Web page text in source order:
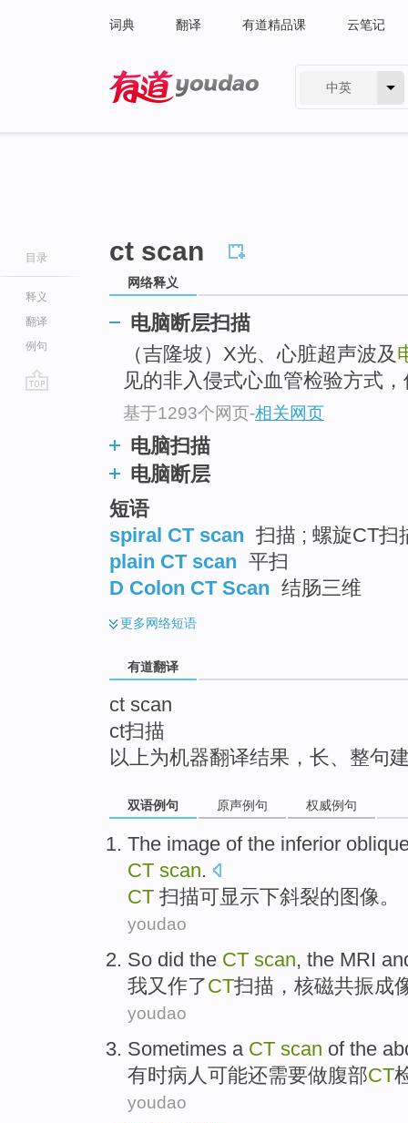
词典 翻译 有道精品课 云笔记
中英
目录
释义
翻译
例句
ct scan
网络释义
电脑断层扫描
（吉隆坡）X光、心脏超声波及
见的非入侵式心血管检验方式
基于1293个网页-相关网页
电脑扫描
电脑断层
短语
spiral CT scan 扫描 ; 螺旋CT扫
plain CT scan 平扫
D Colon CT Scan 结肠三维
更多网络短语
有道翻译
ct scan
ct扫描
以上为机器翻译结果，长、整句
双语例句 原声例句 权威例句
The image ofthe inferior
CT scan.
CT 扫描可显示下斜裂的 图像。
youdao
So did the CT scan, the MRI
我又作了CT扫描 ， 核磁共振成
youdao
Sometimes a CT scan of the
有时病人可能还需要做腹部CT
youdao